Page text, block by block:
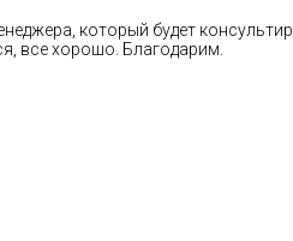
который будет
все хорошо. Благодарим.